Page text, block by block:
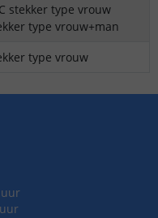
stekker type vrouw
type vrouw+man
type vrouw